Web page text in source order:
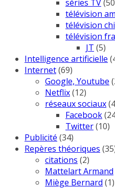
séries TV
télévision
télévision
télévision
JT (5)
Intelligence artificielle
Internet(69)
Google, Youtube
Netflix(12)
réseaux sociaux
Facebook
Twitter(10)
Publicité (34)
Repères théoriques
citations (2)
Mattelart Armand
Miège Bernard (1)